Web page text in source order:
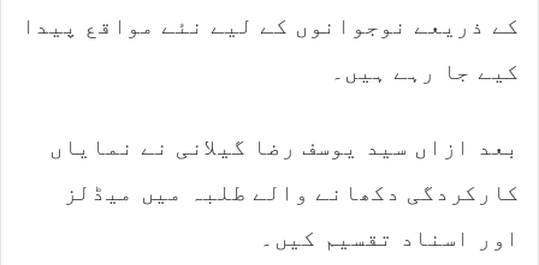
کے ذریعے نوجوانوں کے لیے نئے مواقع پیدا
کیے جا رہے ہیں۔
بعد ازاں سید یوسف رضا گیلانی نے نمایاں
کارکردگی دکھانے والے طلبہ میں میڈلز
اور اسناد تقسیم کیں۔